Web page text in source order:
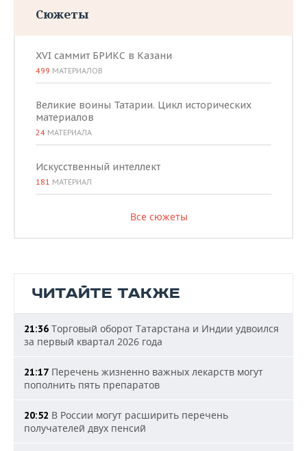
Сюжеты
XVI саммит БРИКС в Казани
499 МАТЕРИАЛОВ
Великие воины Татарии. Цикл исторических
материалов
24 МАТЕРИАЛА
Искусственный интеллект
181 МАТЕРИАЛ
Все сюжеты
ЧИТАЙТЕ ТАКЖЕ
21:36 Торговый оборот Татарстана и Индии удвоился
за первый квартал 2026 года
21:17 Перечень жизненно важных лекарств могут
пополнить пять препаратов
20:52 В России могут расширить перечень
получателей двух пенсий